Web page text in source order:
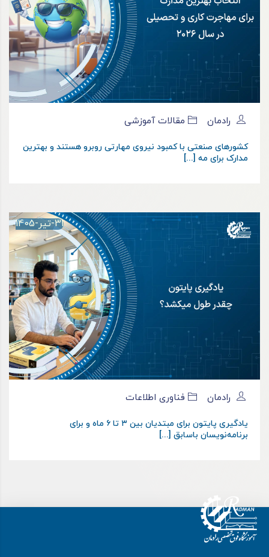
رادمان مقالات آموزشی
کشورهای صنعتی با کمبود نیروی مهارتی روبرو هستند و بهترین
مدارک برای مه [...]
31-تیر-1405
رادمان فناوری اطلاعات
یادگیری پایتون برای مبتدیان بین ۳ تا ۶ ماه و برای
برنامه‌نویسان باسابق [...]